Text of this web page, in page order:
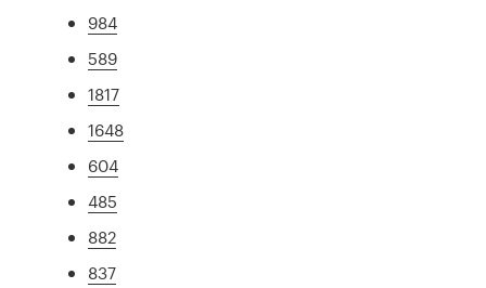
984
589
1817
1648
604
485
882
837